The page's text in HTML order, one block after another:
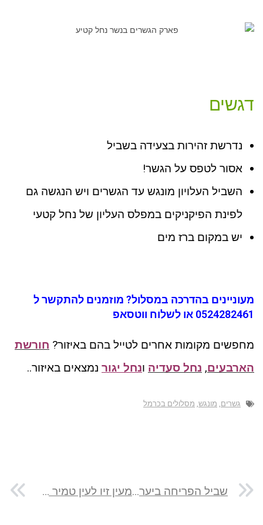
דגשים
נדרשת זהירות בצעידה בשביל
אסור לטפס על הגשר!
השביל העלויון מונגש עד הגשרים ויש הנגשה גם
לפינת הפיקניקים במפלס העליון של נחל קטעי
יש במקום ברז מים
מעוניינים בהדרכה במסלול? מוזמנים להתקשר ל
0524282461 או לשלוח ווטסאפ
מחפשים מקומות אחרים לטייל בהם באיזור? חורשת
הארבעים, נחל סעדיה ונחל יגור נמצאים באיזור..
גשרים, מונגש, מסלולים בכרמל
שביל הפריחה ביער ראש העין מעין זיו לעין טמיר בנחל כזיב